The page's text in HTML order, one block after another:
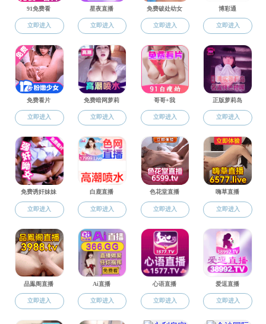
通知公告 当前位置： 搜同> 正文
搜同资源 2024年化学实验教学改革项
目开题
发布时间：2024-04-29 作者： 浏览次数：219